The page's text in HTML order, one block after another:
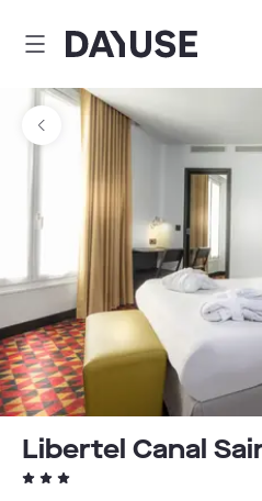
Dayuse
Libertel Canal